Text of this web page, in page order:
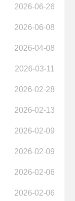
2026-06-26
2026-06-08
2026-04-08
2026-03-11
2026-02-28
2026-02-13
2026-02-09
2026-02-09
2026-02-06
2026-02-06